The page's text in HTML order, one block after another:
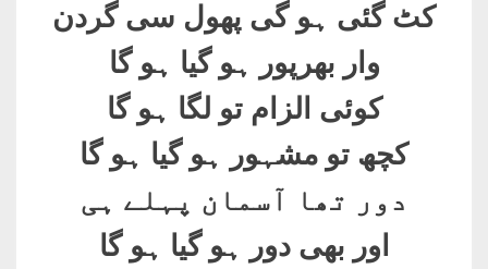
کٹ گئی ہو گی پھول سی گردن
وار بھرپور ہو گیا ہو گا
کوئی الزام تو لگا ہو گا
کچھ تو مشہور ہو گیا ہو گا
دور تھا آسمان پہلے ہی
اور بھی دور ہو گیا ہو گا